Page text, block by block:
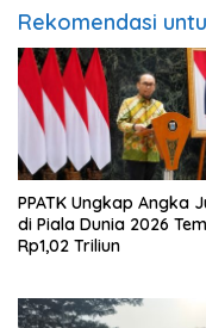
Rekomendasi
PPATK Ungkap Angka
di Piala Dunia 2026
Rp1,02 Triliun